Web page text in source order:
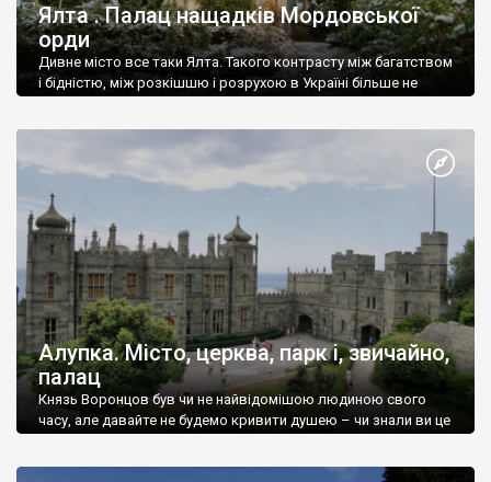
Ялта . Палац нащадків Мордовської
орди
Дивне місто все таки Ялта. Такого контрасту між багатством
і бідністю, між розкішшю і розрухою в Україні більше не
Алупка. Місто, церква, парк і, звичайно,
палац
Князь Воронцов був чи не найвідомішою людиною свого
часу, але давайте не будемо кривити душею – чи знали ви це